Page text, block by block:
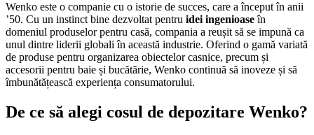
Wenko este o companie cu o istorie de succes, care a început în anii
’50. Cu un instinct bine dezvoltat pentru idei ingenioaseîn
domeniul produselor pentru casă, compania a reușit să se impună ca
unul dintre liderii globali în această industrie. Oferind o gamă variată
de produse pentru organizarea obiectelor casnice, precum și
accesorii pentru baie și bucătărie, Wenko continuă să inoveze și să
îmbunătățească experiența consumatorului.
De ce să alegi cosul de depozitare Wenko?